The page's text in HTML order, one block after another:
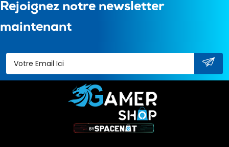
Rejoignez notre newsletter
maintenant